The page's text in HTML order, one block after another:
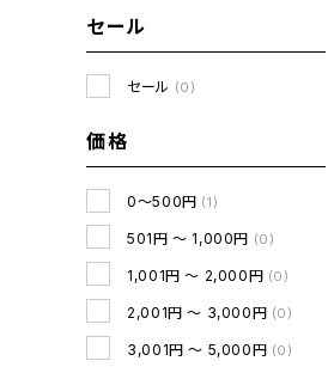
セール
セール (0)
価格
0～500円 (1)
501円 ～ 1,000円 (0)
1,001円 ～ 2,000円 (0)
2,001円 ～ 3,000円 (0)
3,001円 ～ 5,000円 (0)